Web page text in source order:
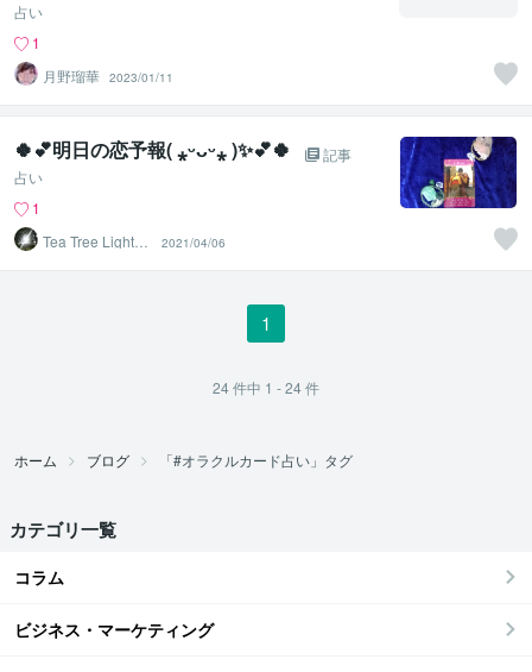
占い
1
月野瑠華 2023/01/11
🍀💕明日の恋予報( ⁎ᵕᴗᵕ⁎ )✨💕🍀
記事
占い
1
Tea Tree Lightho
2021/04/06
1
24件中 1 - 24件
ホーム ブログ 「#オラクルカード占い」タグ
カテゴリ一覧
コラム
ビジネス・マーケティング